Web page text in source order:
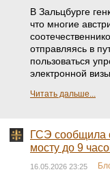
В Зальцбурге
что многие
отправляясь в
пользоваться
электронной визы.
Читать дальше...
ГСЭ сообщила
мосту до 9
16.05.2026 23:25